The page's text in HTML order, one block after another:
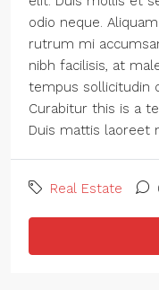
odio neque.
rutrum mi
nibh facilisis, at
tempus sollicitudin
Curabitur this is a
Duis mattis laoreet
Real Estate